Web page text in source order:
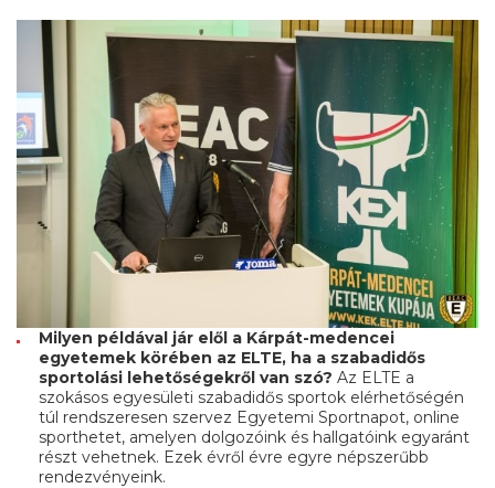
Milyen példával jár elől a Kárpát-medencei
egyetemek körében az ELTE, ha a szabadidős
sportolási lehetőségekről van szó? Az ELTE a
szokásos egyesületi szabadidős sportok elérhetőségén
túl rendszeresen szervez Egyetemi Sportnapot, online
sporthetet, amelyen dolgozóink és hallgatóink egyaránt
részt vehetnek. Ezek évről évre egyre népszerűbb
rendezvényeink.